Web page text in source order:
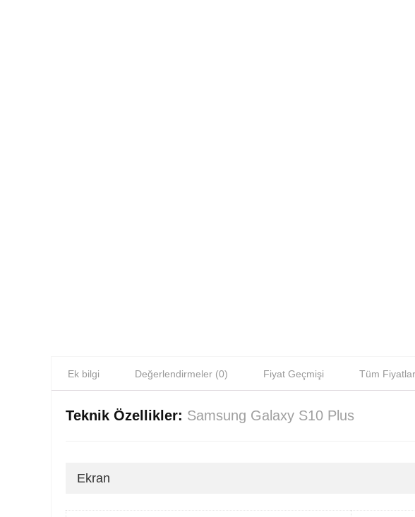
Ek bilgi Değerlendirmeler (0) Fiyat Geçmişi Tüm Fiyatlar
Teknik Özellikler: Samsung Galaxy S10 Plus
Ekran